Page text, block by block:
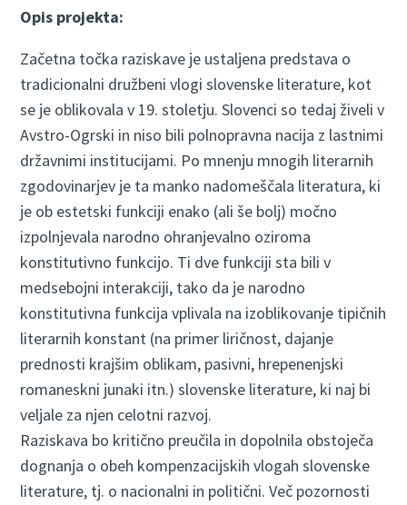
Opis projekta:
Začetna točka raziskave je ustaljena predstava o
tradicionalni družbeni vlogi slovenske literature, kot
se je oblikovala v 19. stoletju. Slovenci so tedaj živeli v
Avstro-Ogrski in niso bili polnopravna nacija z lastnimi
državnimi institucijami. Po mnenju mnogih literarnih
zgodovinarjev je ta manko nadomeščala literatura, ki
je ob estetski funkciji enako (ali še bolj) močno
izpolnjevala narodno ohranjevalno oziroma
konstitutivno funkcijo. Ti dve funkciji sta bili v
medsebojni interakciji, tako da je narodno
konstitutivna funkcija vplivala na izoblikovanje tipičnih
literarnih konstant (na primer liričnost, dajanje
prednosti krajšim oblikam, pasivni, hrepenenjski
romaneskni junaki itn.) slovenske literature, ki naj bi
veljale za njen celotni razvoj.
Raziskava bo kritično preučila in dopolnila obstoječa
dognanja o obeh kompenzacijskih vlogah slovenske
literature, tj. o nacionalni in politični. Več pozornosti